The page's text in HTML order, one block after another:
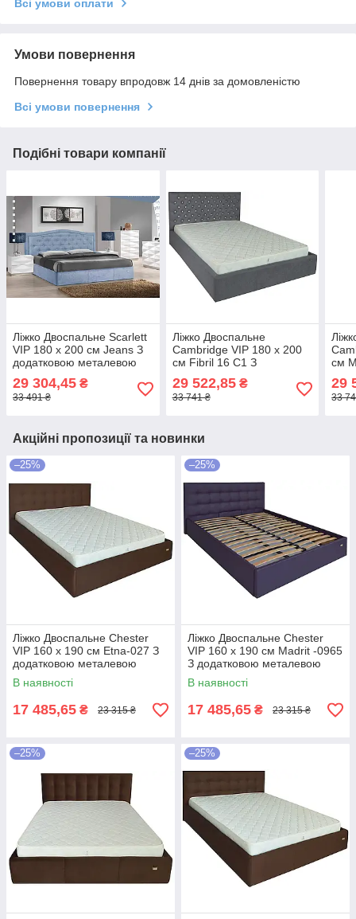
Всі умови оплати
Умови повернення
Повернення товару впродовж 14 днів за домовленістю
Всі умови повернення
Подібні товари компанії
Ліжко Двоспальне Scarlett
VIP 180 х 200 см Jeans З
додатковою металевою
цільнозварною рамою
Синій
29 304,45 ₴
33 491 ₴
Ліжко Двоспальне
Cambridge VIP 180 х 200
см Fibril 16 С1 З
додатковою металевою
цільнозварною рамою
Темно-сірий
29 522,85₴
33 741 ₴
см
29
33
Акційні пропозиції та новинки
–25%
Ліжко Двоспальне Chester
VIP 160 х 190 см Etna-027 З
додатковою металевою
цільнозварною рамою
Коричневий
В наявності
17 485,65 ₴ 23 315 ₴
–25%
Ліжко Двоспальне Chester
VIP 160 х 190 см Madrit -0965
З додатковою металевою
цільнозварною рамою
Фіолетовий
В наявності
17 485,65 ₴ 23 315 ₴
–25% –25%